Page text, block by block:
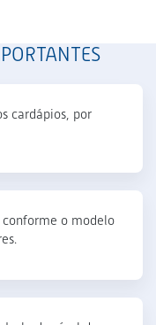
cardápios, por
conforme o modelo